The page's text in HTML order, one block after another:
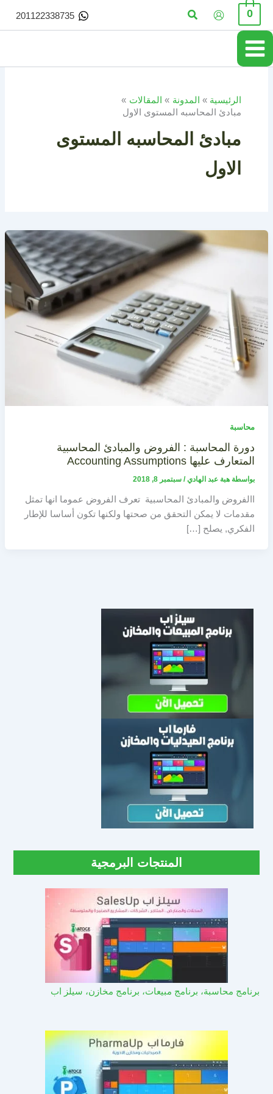
تخطي
المحتوى
0 البحث 201122338735
الرئيسية المدونة
المقالات
مبادئ المحاسبه المستوى الاول
مبادئ المحاسبه المستوى
الاول
محاسبة
دورة المحاسبة : الفروض والمبادئ المحاسبية
المتعارف عليها Accounting Assumptions
بواسطة هبة عبد الهادي/ سبتمبر 8, 2018
االفروض والمبادئ المحاسبية تعرف الفروض عموما انها تمثل
مقدمات لا يمكن التحقق من صحتها ولكنها تكون أساسا للإطار
الفكري, يصلح […]
المنتجات البرمجية
برنامج محاسبة، برنامج مبيعات، برنامج مخازن، سيلز اب